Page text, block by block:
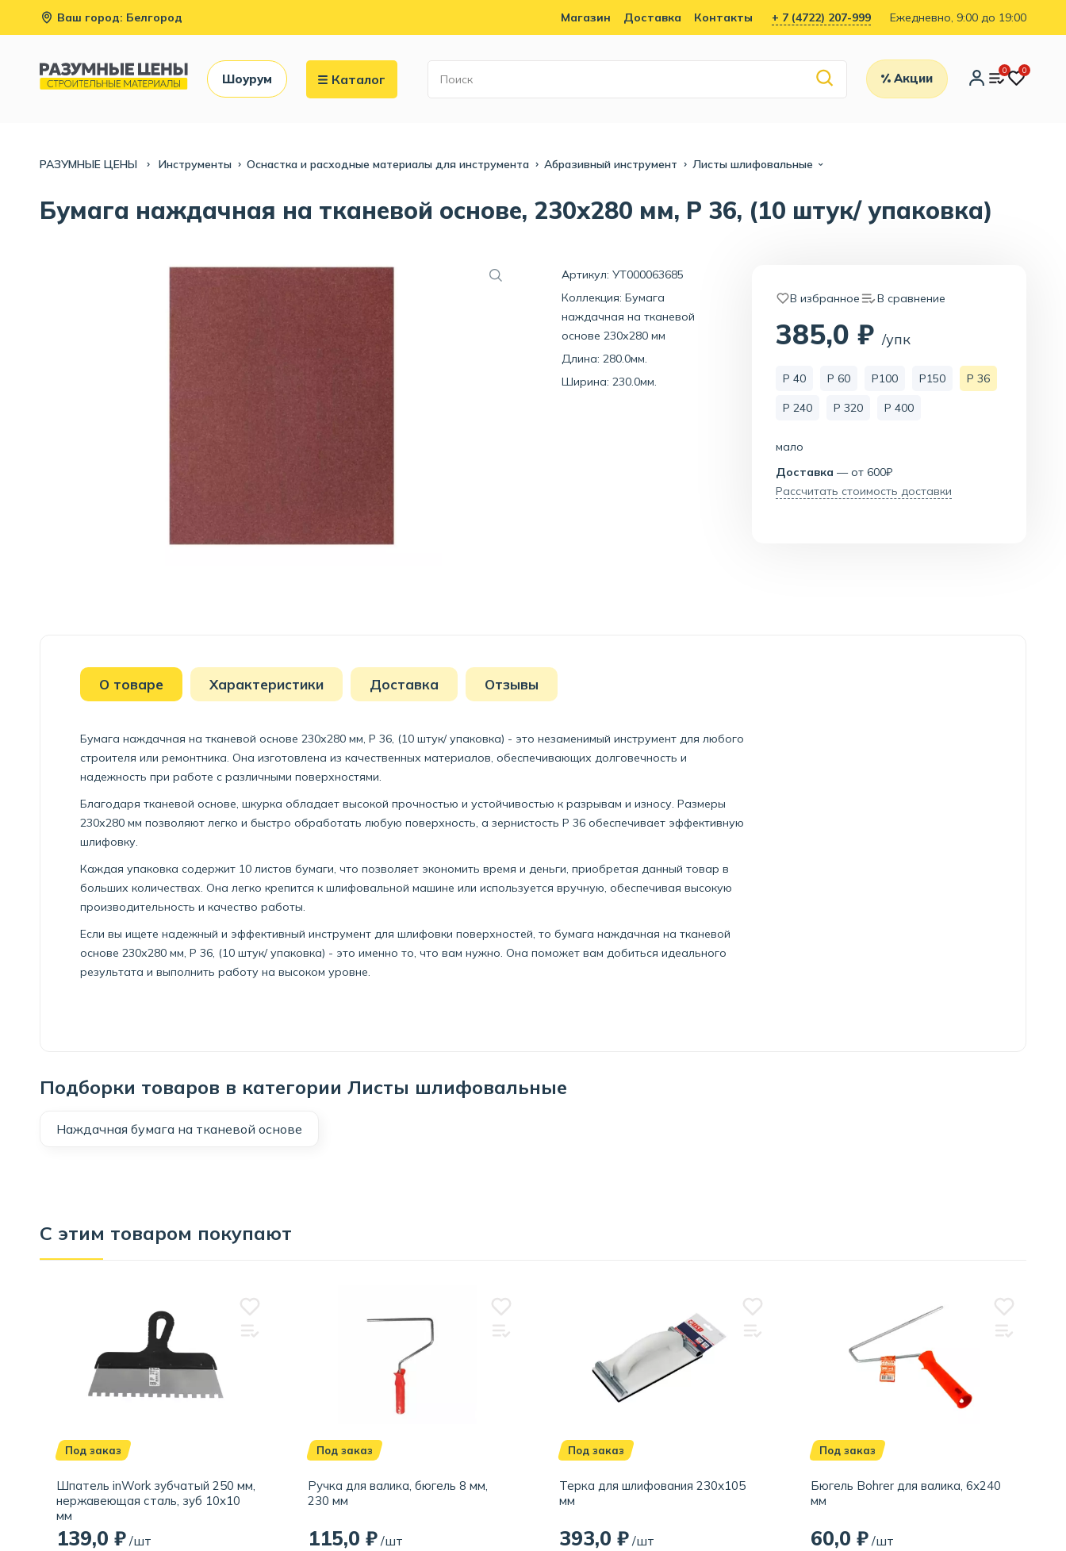
Ваш город: Белгород Магазин Доставка Контакты + 7 (4722) 207-999 Ежедневно, 9:00 до 19:00
Шоурум Каталог Акции
0 0
РАЗУМНЫЕ ЦЕНЫ Инструменты Оснастка и расходные материалы для инструмента Абразивный инструмент Листы шлифовальные
Бумага наждачная на тканевой основе, 230х280 мм, Р 36, (10 штук/ упаковка)
Артикул: УТ000063685
Коллекция: Бумага
наждачная на тканевой
основе 230х280 мм
Длина: 280.0мм.
Ширина: 230.0мм.
В избранное В сравнение
385,0 ₽/упк
Р 40 Р 60 Р100 Р150 Р 36
P 240 P 320 P 400
мало
Доставка — от 600₽
Рассчитать стоимость доставки
О товаре Характеристики Доставка Отзывы
Бумага наждачная на тканевой основе 230х280 мм, Р 36, (10 штук/ упаковка) - это незаменимый инструмент для любого
строителя или ремонтника. Она изготовлена из качественных материалов, обеспечивающих долговечность и
надежность при работе с различными поверхностями.
Благодаря тканевой основе, шкурка обладает высокой прочностью и устойчивостью к разрывам и износу. Размеры
230х280 мм позволяют легко и быстро обработать любую поверхность, а зернистость Р 36 обеспечивает эффективную
шлифовку.
Каждая упаковка содержит 10 листов бумаги, что позволяет экономить время и деньги, приобретая данный товар в
больших количествах. Она легко крепится к шлифовальной машине или используется вручную, обеспечивая высокую
производительность и качество работы.
Если вы ищете надежный и эффективный инструмент для шлифовки поверхностей, то бумага наждачная на тканевой
основе 230х280 мм, Р 36, (10 штук/ упаковка) - это именно то, что вам нужно. Она поможет вам добиться идеального
результата и выполнить работу на высоком уровне.
Подборки товаров в категории Листы шлифовальные
Наждачная бумага на тканевой основе
С этим товаром покупают
Под заказ
Шпатель inWork зубчатый 250 мм,
нержавеющая сталь, зуб 10x10
мм
139,0 ₽ /шт
Под заказ
Ручка для валика, бюгель 8 мм,
230 мм
115,0 ₽ /шт
Под заказ
Терка для шлифования 230х105
мм
393,0 ₽ /шт
Под заказ
Бюгель Bohrer для валика, 6x240
мм
60,0 ₽ /шт